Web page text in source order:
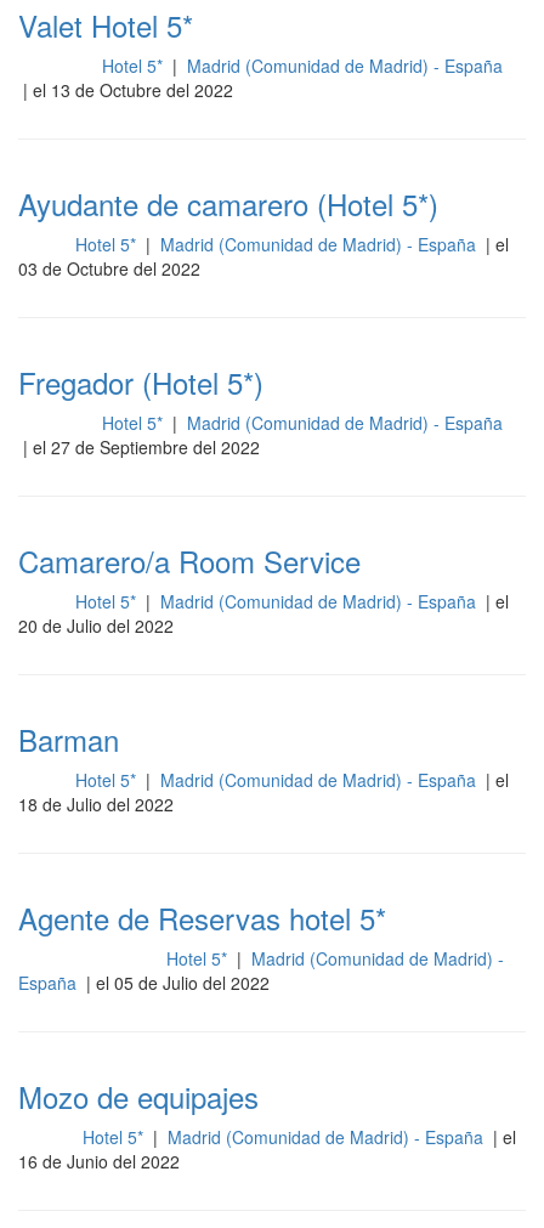
Valet Hotel 5*
Hotel 5* | Madrid (Comunidad de Madrid) - España
| el 13 de Octubre del 2022
Ayudante de camarero (Hotel 5*)
Hotel 5* | Madrid (Comunidad de Madrid) - España | el
03 de Octubre del 2022
Fregador (Hotel 5*)
Hotel 5* | Madrid (Comunidad de Madrid) - España
| el 27 de Septiembre del 2022
Camarero/a Room Service
Hotel 5* | Madrid (Comunidad de Madrid) - España | el
20 de Julio del 2022
Barman
Hotel 5* | Madrid (Comunidad de Madrid) - España | el
18 de Julio del 2022
Agente de Reservas hotel 5*
Hotel 5* | Madrid (Comunidad de Madrid) -
España | el 05 de Julio del 2022
Mozo de equipajes
Hotel 5* | Madrid (Comunidad de Madrid) - España | el
16 de Junio del 2022